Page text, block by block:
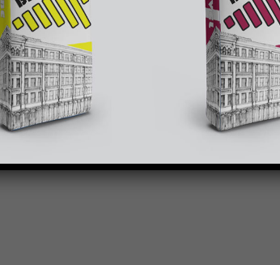
your selection.